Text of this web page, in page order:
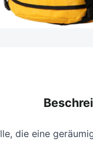
die eine